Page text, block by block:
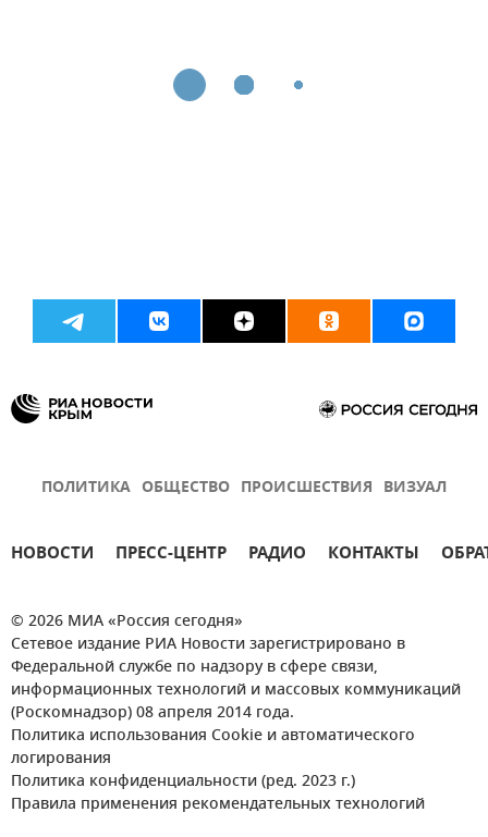
ПОЛИТИКА ОБЩЕСТВО ПРОИСШЕСТВИЯ ВИЗУАЛ
НОВОСТИ ПРЕСС-ЦЕНТР РАДИО КОНТАКТЫ
© 2026 МИА «Россия сегодня»
Сетевое издание РИА Новости зарегистрировано в
Федеральной службе по надзору в сфере связи,
информационных технологий и массовых коммуникаций
(Роскомнадзор) 08 апреля 2014 года.
Политика использования Cookie и автоматического
логирования
Политика конфиденциальности (ред. 2023 г.)
Правила применения рекомендательных технологий